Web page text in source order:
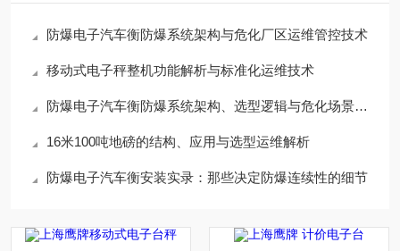
防爆电子汽车衡防爆系统架构与危化厂区运维管控技术
移动式电子秤整机功能解析与标准化运维技术
防爆电子汽车衡防爆系统架构、选型逻辑与危化场景运维规范
16米100吨地磅的结构、应用与选型运维解析
防爆电子汽车衡安装实录：那些决定防爆连续性的细节